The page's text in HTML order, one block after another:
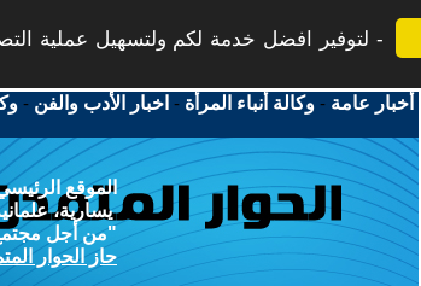
لتوفير افضل خدمة لكم ولتسهيل عملية
أخبار عامة -وكالة أنباء المرأة - اخبار الأدب والفن -
الموقع
يسارية،
"من أجل مجتمع
حاز الحوار